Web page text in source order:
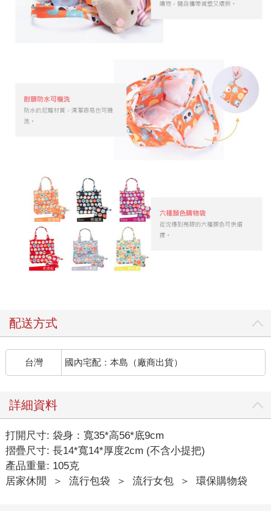
配送方式
台灣 國內宅配：本島（廠商出貨）
詳細資料
打開尺寸: 袋身：寬35*高56*底9cm
摺疊尺寸: 長14*寬14*厚度2cm (不含小提把)
產品重量: 105克
居家休閒
＞ 流行包袋 ＞ 流行女包 ＞ 環保購物袋